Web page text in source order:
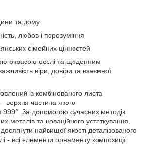
та дому
любов і порозуміння
сімейних цінностей
окрасою оселі та щоденним
віри, довіри та взаємної
із комбінованого листа
верхня частина якого
999°. За допомогою сучасних методів
металів та новаційного устаткування,
найвищої якості деталізованого
- всі елементи орнаменту композиції